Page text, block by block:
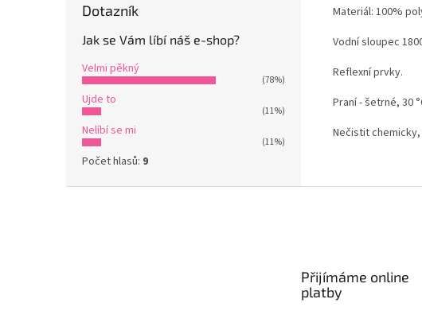
Dotazník
Jak se Vám líbí náš e-shop?
Velmi pěkný
(78%)
Ujde to
(11%)
Nelíbí se mi
(11%)
Počet hlasů: 9
Materiál: 100%
Vodní sloupec
Reflexní prvky.
Praní - šetrné, 30
Nečistit
Přijímáme online
platby